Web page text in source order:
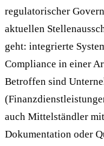
regulatorischer
aktuellen
geht: integrierte
Compliance in einer
Betroffen sind
auch Mittelständler
Dokumentation oder